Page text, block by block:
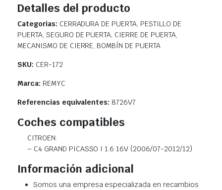
Detalles del producto
Categorias: CERRADURA DE PUERTA, PESTILLO DE
PUERTA, SEGURO DE PUERTA, CIERRE DE PUERTA,
MECANISMO DE CIERRE, BOMBÍN DE PUERTA
SKU: CER-172
Marca: REMYC
Referencias equivalentes: 8726V7
Coches compatibles
CITROEN:
– C4 GRAND PICASSO I 1.6 16V (2006/07-2012/12)
Información adicional
Somos una empresa especializada en recambios